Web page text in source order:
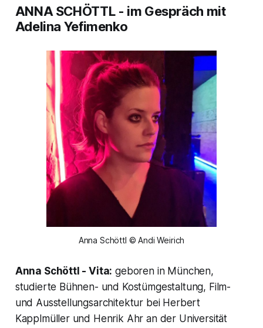
ANNA SCHÖTTL - im Gespräch mit
Adelina Yefimenko
Anna Schöttl © Andi Weirich
Anna Schöttl - Vita: geboren in München,
studierte Bühnen- und Kostümgestaltung, Film-
und Ausstellungsarchitektur bei Herbert
Kapplmüller und Henrik Ahr an der Universität